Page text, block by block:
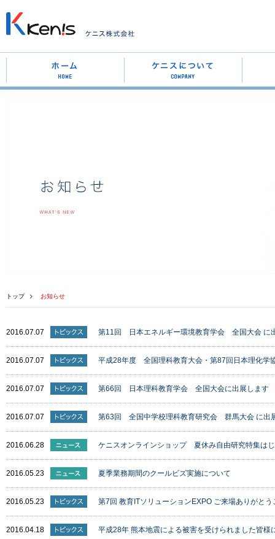
トップ お知らせ
2016.07.07 第11回 日本エネルギー環境教育学会 全国大会 に
2016.07.07 平成28年度 全国理科教育大会・第87回日本理化学
2016.07.07 第66回 日本理科教育学会 全国大会に出展します
2016.07.07 第63回 全国中学校理科教育研究会 群馬大会 に出
2016.06.28 ケニスオンラインショップ 夏休み自由研究特集は
2016.05.23 夏季業務期間のクールビズ実施について
2016.05.23 第7回 教育ITソリューションEXPO ご来場ありがとう
2016.04.18 平成28年 熊本地震による被害を受けられました皆様